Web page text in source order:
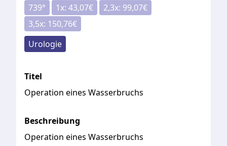
739° 1x: 43,07€ 2,3x: 99,07€
3,5x: 150,76€
Urologie
Titel
Operation eines Wasserbruchs
Beschreibung
Operation eines Wasserbruchs